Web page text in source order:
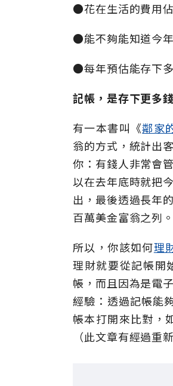
●花在生活的費用
●能不夠能知道今
●每年預估能存下
記帳，是存下更多
有一本書叫《鄰家
翁的方式，統計出
你：有錢人非常會
以在去年底時就把
出，最後透過長年
百萬美金富翁之列。
所以，你該如何理
理財就要從記帳開
帳，而且因為是電
經驗：透過記帳能
帳本打開來比對，
（此文章有經過重